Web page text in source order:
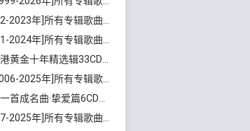
辑歌曲合集[高品质MP3/320K/3.92GB]百度云网盘下载
专辑歌曲打包[无损FLAC/MP3/2.64GB]百度云网盘下载
选辑33CD》[无损APE/WAV分轨/13.6GB]百度云网盘下载
专辑歌曲合集[无损FLAC/MP3/5.20GB]百度云网盘下载
爱篇6CD》[无损MP3/DTS/WAV分轨/4.43GB]百度云网盘下载
辑歌曲合集打包[无损FLAC/MP3/7.48GB]百度云网盘下载